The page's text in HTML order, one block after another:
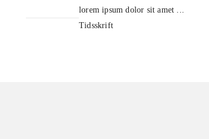
lorem ipsum dolor sit amet ...
Tidsskrift